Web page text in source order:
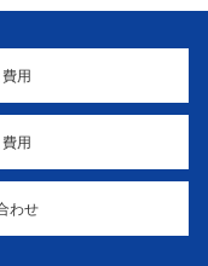
用
用
わせ